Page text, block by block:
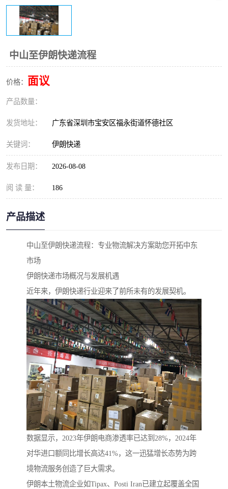
中山至伊朗快递流程
价格： 面议
产品数量：
发货地址： 广东省深圳市宝安区福永街道怀德社区
关键词： 伊朗快递
发布日期： 2026-08-08
阅 读 量： 186
产品描述
中山至伊朗快递流程：专业物流解决方案助您开拓中东
市场
伊朗快递市场概况与发展机遇
近年来，伊朗快递行业迎来了前所未有的发展契机。
数据显示，2023年伊朗电商渗透率已达到28%，2024年
对华进口额同比增长高达41%，这一迅猛增长态势为跨
境物流服务创造了巨大需求。
伊朗本土物流企业如Tipax、Posti Iran已建立起覆盖全国